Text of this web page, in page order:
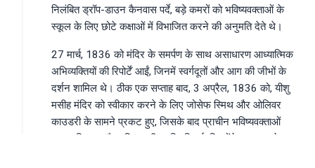
निलंबित ड्रॉप-डाउन कैनवास पर्दे, बड़े कमरों को भविष्यवक्ताओं के
स्कूल के लिए छोटे कक्षाओं में विभाजित करने की अनुमति देते थे।
27 मार्च, 1836 को मंदिर के समर्पण के साथ असाधारण आध्यात्मिक
अभिव्यक्तियों की रिपोर्टें आईं, जिनमें स्वर्गदूतों और आग की जीभों के
दर्शन शामिल थे। ठीक एक सप्ताह बाद, 3 अप्रैल, 1836 को, यीशु
मसीह मंदिर को स्वीकार करने के लिए जोसेफ स्मिथ और ओलिवर
काउडरी के सामने प्रकट हुए, जिसके बाद प्राचीन भविष्यवक्ताओं
मूसा, एलियास और एलिजा की उपस्थिति हुई, जिन्होंने इस्राएल के